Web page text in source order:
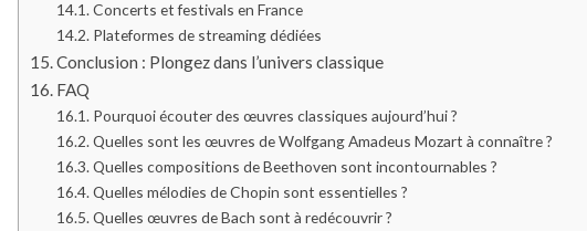
Concerts et festivals en France
Plateformes de streaming dédiées
Conclusion : Plongez dans l’univers classique
FAQ
Pourquoi écouter des œuvres classiques aujourd’hui ?
Quelles sont les œuvres de Wolfgang Amadeus Mozart à connaître ?
Quelles compositions de Beethoven sont incontournables ?
Quelles mélodies de Chopin sont essentielles ?
Quelles œuvres de Bach sont à redécouvrir ?